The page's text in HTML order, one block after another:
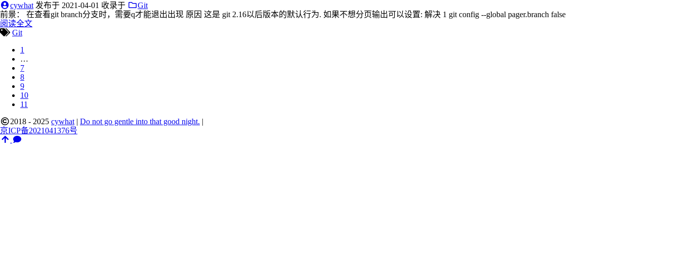
cywhat 发布于 2021-04-01 收录于
Git
前景： 在查看git branch分支时，需要q才能退出出现 原因 这是 git 2.16以后版本的默认行为. 如果不想分页输出可以设置: 解决 1 git config --global pager.branch false
阅读全文
Git
1
…
7
8
9
10
11
2018 - 2025 cywhat | Do not go gentle into that good night. |
京ICP备2021041376号